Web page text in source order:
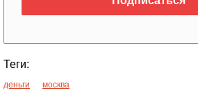
Теги:
деньги москва